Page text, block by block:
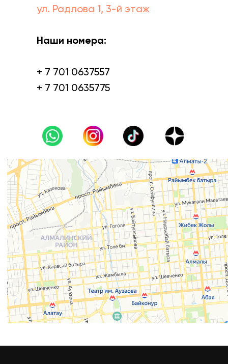
ул. Радлова 1, 3-й этаж
Наши номера:
+ 7 701 0637557
+ 7 701 0635775